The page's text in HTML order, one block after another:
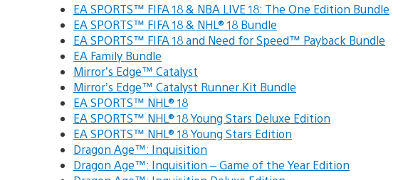
EA SPORTS™ FIFA 18 & NBA LIVE 18: The One Edition Bundle
EA SPORTS™ FIFA 18 & NHL® 18 Bundle
EA SPORTS™ FIFA 18 and Need for Speed™ Payback Bundle
EA Family Bundle
Mirror’s Edge™ Catalyst
Mirror’s Edge™ Catalyst Runner Kit Bundle
EA SPORTS™ NHL® 18
EA SPORTS™ NHL® 18 Young Stars Deluxe Edition
EA SPORTS™ NHL® 18 Young Stars Edition
Dragon Age™: Inquisition
Dragon Age™: Inquisition – Game of the Year Edition